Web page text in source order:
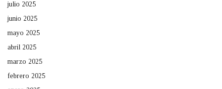
julio 2025
junio 2025
mayo 2025
abril 2025
marzo 2025
febrero 2025